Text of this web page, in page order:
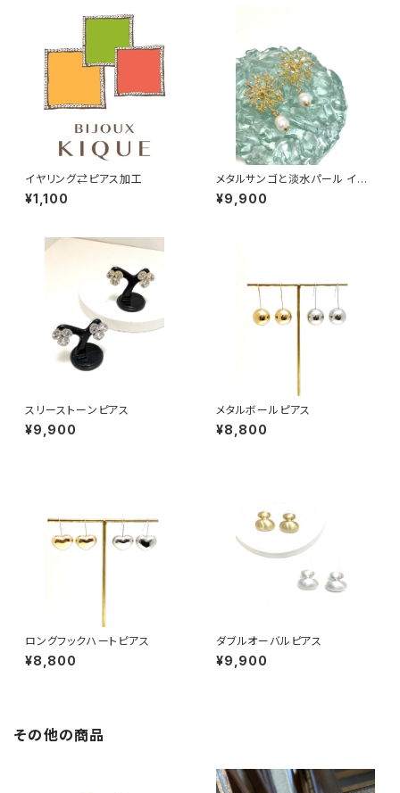
イヤリング⇄ピアス加工
¥1,100
メタルサンゴと淡水パール イヤ
リング・ピアス
¥9,900
スリーストーンピアス
¥9,900
メタルボールピアス
¥8,800
ロングフックハートピアス
¥8,800
ダブルオーバルピアス
¥9,900
その他の商品